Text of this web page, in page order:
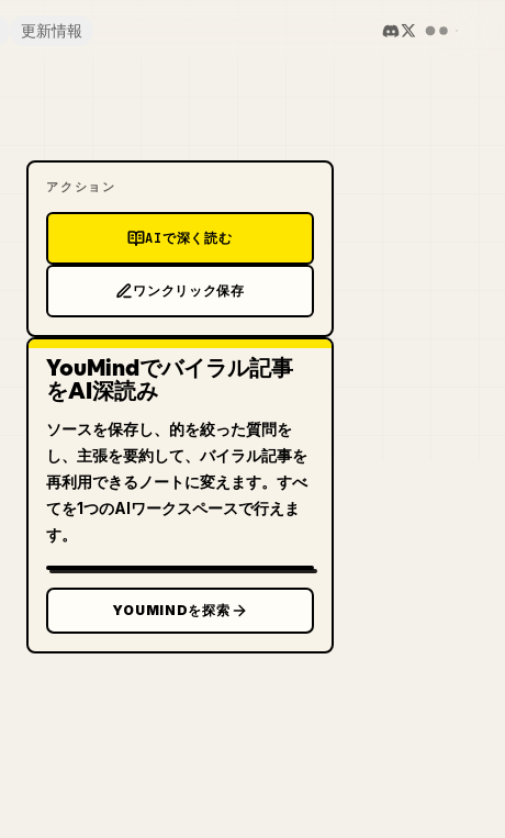
更新情報
アクション
AIで深く読む
ワンクリック保存
YouMindでバイラル記事
をAI深読み
ソースを保存し、的を絞った質問を
し、主張を要約して、バイラル記事を
再利用できるノートに変えます。すべ
てを1つのAIワークスペースで行えま
す。
YOUMINDを探索